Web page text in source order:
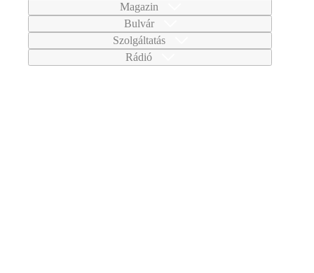
Magazin
Bulvár
Szolgáltatás
Rádió